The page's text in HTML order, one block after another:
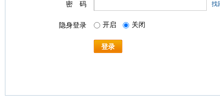
密 码 找
隐身登录 开启 关闭
登录